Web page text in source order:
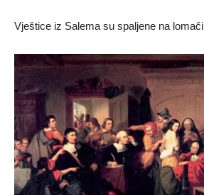
Vještice iz Salema su spaljene na lomači